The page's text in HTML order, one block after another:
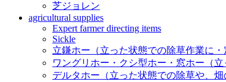
芝ジョレン
agricultural supplies
Expert farmer directing items
Sickle
立鎌ホー（立った状態での除草作業に・
ワングリホー・クシ型ホー・窓ホー（
デルタホー（立った状態での除草や、畑